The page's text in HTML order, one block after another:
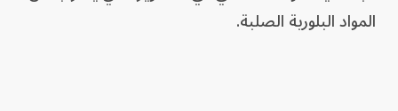
المواد البلورية الصلبة.